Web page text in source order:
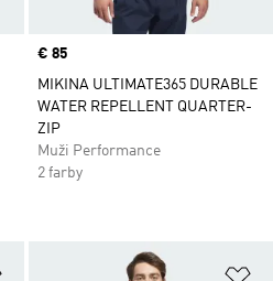
Discount
Price
€ 85
MIKINA ULTIMATE365 DURABLE
WATER REPELLENT QUARTER-
ZIP
Muži Performance
2 farby
Pridať do zoznamu želaných